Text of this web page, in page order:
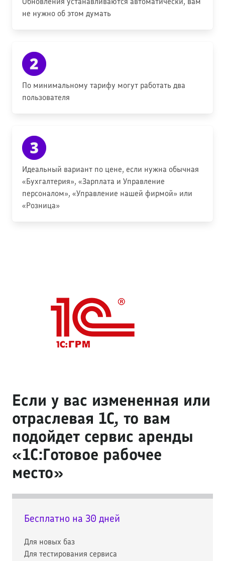
не нужно об этом думать
По минимальному тарифу могут работать два
пользователя
Идеальный вариант по цене, если нужна обычная
«Бухгалтерия», «Зарплата и Управление
персоналом», «Управление нашей фирмой» или
«Розница»
Если у вас измененная или
отраслевая 1С, то вам
подойдет сервис аренды
«1С:Готовое рабочее
место»
Бесплатно на 30 дней
Для новых баз
Для тестирования сервиса